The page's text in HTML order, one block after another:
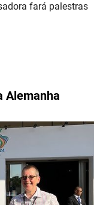
fará palestras
Alemanha